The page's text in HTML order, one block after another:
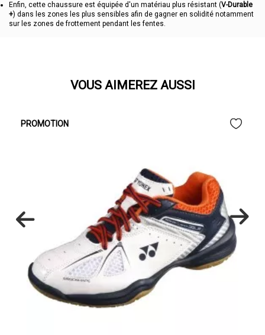
Enfin, cette chaussure est équipée d'un matériau plus résistant (V-Durable
+) dans les zones les plus sensibles afin de gagner en solidité notamment
sur les zones de frottement pendant les fentes.
VOUS AIMEREZ AUSSI
PROMOTION